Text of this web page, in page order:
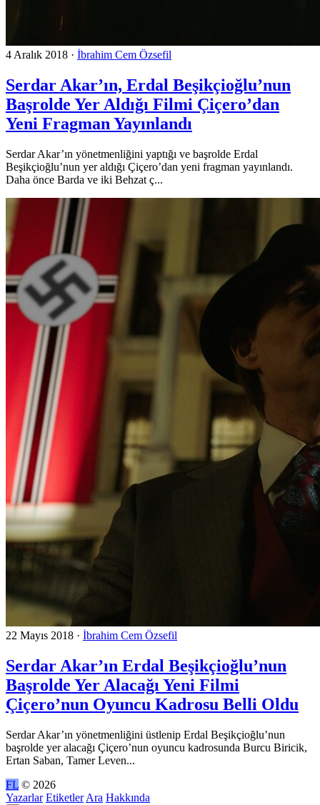
4 Aralık 2018 · İbrahim Cem Özsefil
Serdar Akar’ın, Erdal Beşikçioğlu’nun
Başrolde Yer Aldığı Filmi Çiçero’dan
Yeni Fragman Yayınlandı
Serdar Akar’ın yönetmenliğini yaptığı ve başrolde Erdal
Beşikçioğlu’nun yer aldığı Çiçero’dan yeni fragman yayınlandı.
Daha önce Barda ve iki Behzat ç...
22 Mayıs 2018 · İbrahim Cem Özsefil
Serdar Akar’ın Erdal Beşikçioğlu’nun
Başrolde Yer Alacağı Yeni Filmi
Çiçero’nun Oyuncu Kadrosu Belli Oldu
Serdar Akar’ın yönetmenliğini üstlenip Erdal Beşikçioğlu’nun
başrolde yer alacağı Çiçero’nun oyuncu kadrosunda Burcu Biricik,
Ertan Saban, Tamer Leven...
FL © 2026
Yazarlar Etiketler Ara Hakkında